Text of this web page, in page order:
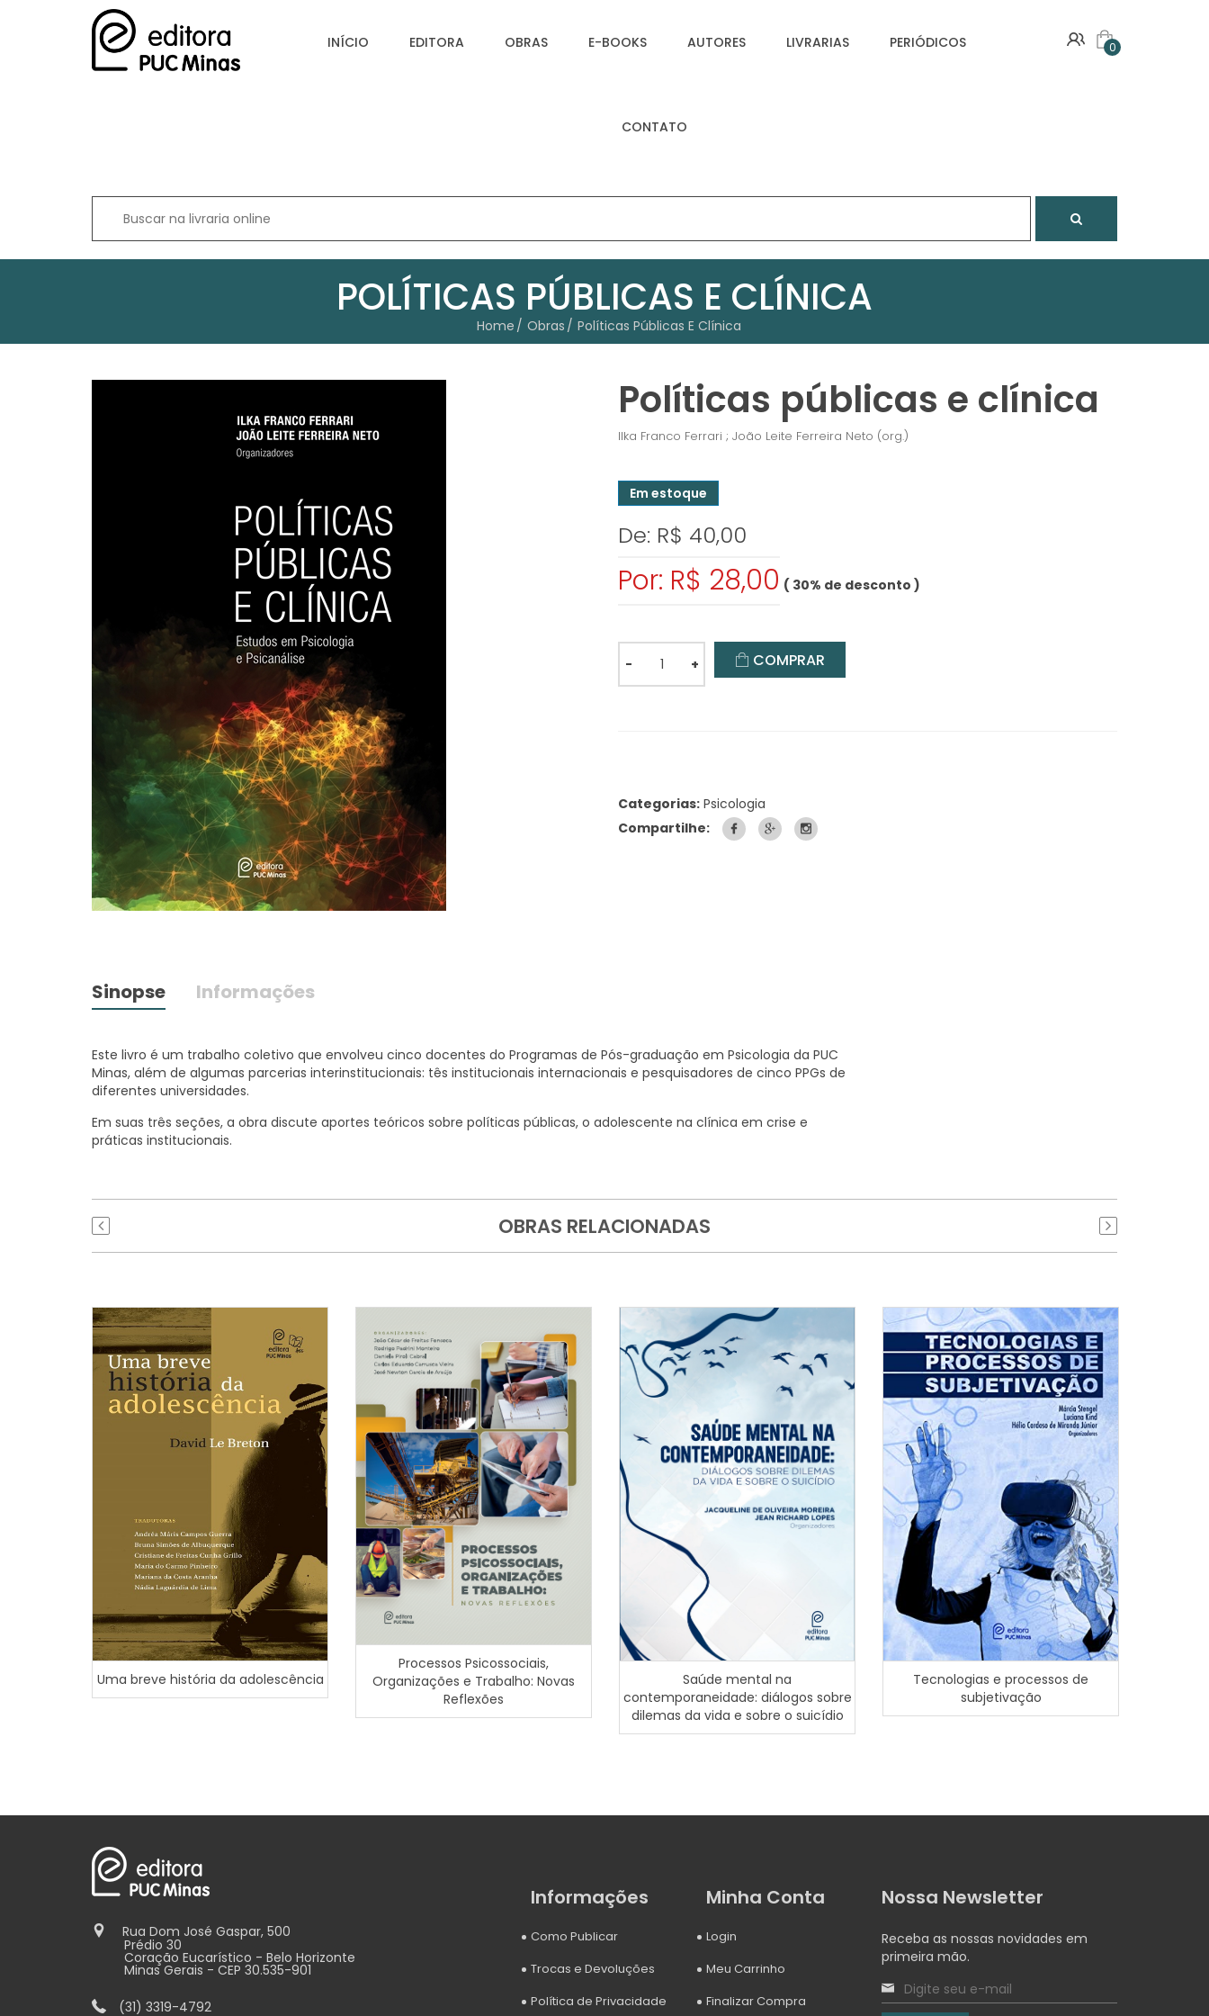
INÍCIO EDITORA OBRAS E-BOOKS AUTORES LIVRARIAS PERIÓDICOS
CONTATO
0
POLÍTICAS PÚBLICAS E CLÍNICA
Home Obras Políticas Públicas E Clínica
Políticas públicas e clínica
Ilka Franco Ferrari ; João Leite Ferreira Neto (org.)
Em estoque
De: R$ 40,00
Por: R$ 28,00 ( 30% de desconto )
- + COMPRAR
Categorias: Psicologia
Compartilhe:
Sinopse Informações
Este livro é um trabalho coletivo que envolveu cinco docentes do Programas de Pós-graduação em Psicologia da PUC
Minas, além de algumas parcerias interinstitucionais: tês institucionais internacionais e pesquisadores de cinco PPGs de
diferentes universidades.
Em suas três seções, a obra discute aportes teóricos sobre políticas públicas, o adolescente na clínica em crise e
práticas institucionais.
OBRAS RELACIONADAS
Uma breve história da adolescência
Processos Psicossociais,
Organizações e Trabalho: Novas
Reflexões
Saúde mental na
contemporaneidade: diálogos sobre
dilemas da vida e sobre o suicídio
Tecnologias e processos de
subjetivação
Rua Dom José Gaspar, 500
Prédio 30
Coração Eucarístico - Belo Horizonte
Minas Gerais - CEP 30.535-901
(31) 3319-4792
Informações
Como Publicar
Trocas e Devoluções
Política de Privacidade
Minha Conta
Login
Meu Carrinho
Finalizar Compra
Nossa Newsletter
Receba as nossas novidades em
primeira mão.